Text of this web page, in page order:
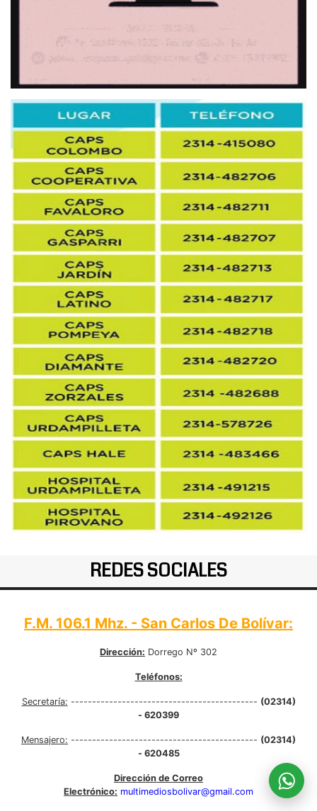
REDES SOCIALES
F.M. 106.1 Mhz. - San Carlos De Bolívar:
Dirección: Dorrego Nº 302
Teléfonos:
Secretaría: -------------------------------------------- (02314)
- 620399
Mensajero: -------------------------------------------- (02314)
- 620485
Dirección de Correo
Electrónico: multimediosbolivar@gmail.com